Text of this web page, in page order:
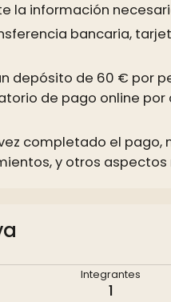
la información
bancaria,
depósito de 60 € por
de pago online
completado el
y otros
Integrantes
1